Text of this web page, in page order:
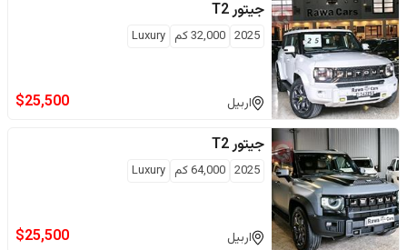
جيتورT2
2025
32,000كم Luxury
اربيل $25,500
جيتورT2
2025
64,000كم Luxury
اربيل $25,500